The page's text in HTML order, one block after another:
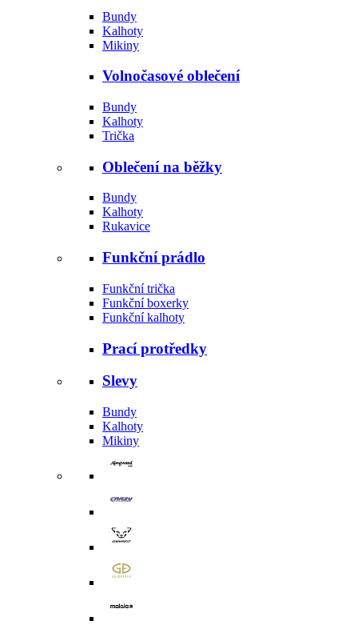
Bundy
Kalhoty
Mikiny
Volnočasové oblečení
Bundy
Kalhoty
Trička
Oblečení na běžky
Bundy
Kalhoty
Rukavice
Funkční prádlo
Funkční trička
Funkční boxerky
Funkční kalhoty
Prací protředky
Slevy
Bundy
Kalhoty
Mikiny